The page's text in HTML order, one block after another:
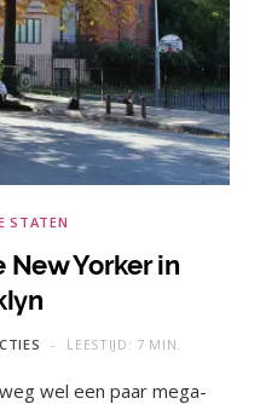
STATEN
New Yorker in
LEESTIJD: 7 MIN.
wel een paar mega-